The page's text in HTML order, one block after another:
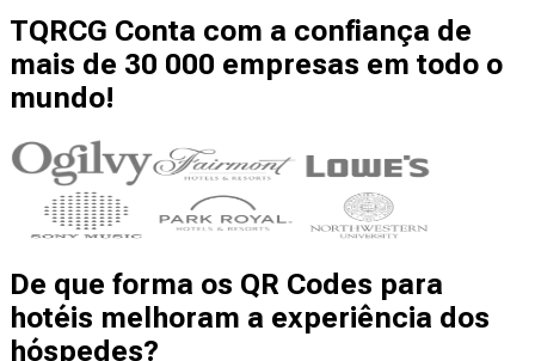
TQRCG Conta com a confiança de
mais de 30 000 empresas em todo o
mundo!
De que forma os QR Codes para
hotéis melhoram a experiência dos
hóspedes?